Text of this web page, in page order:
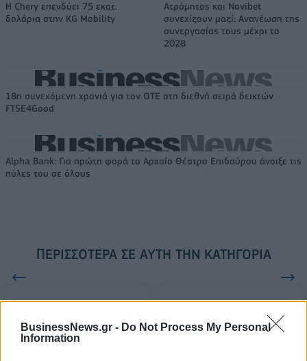
BusinessNews.gr - Do Not Process My Personal
Information
Η Chery επενδύει 75 εκατ.
δολάρια στην KG Mobility
Ατρόμητος και Novibet
συνεχίζουν μαζί: Ανανέωση της
συνεργασίας τους μέχρι το
2028
18η συνεχόμενη χρονιά για τον ΟΤΕ στη διεθνή σειρά δεικτών
FTSE4Good
Alpha Bank: Για πρώτη φορά το Αρχαίο Θέατρο Επιδαύρου άνοιξε τις
πύλες του σε όλους
ΠΕΡΙΣΣΌΤΕΡΑ ΣΕ ΑΥΤΉ ΤΗΝ ΚΑΤΗΓΟΡΊΑ